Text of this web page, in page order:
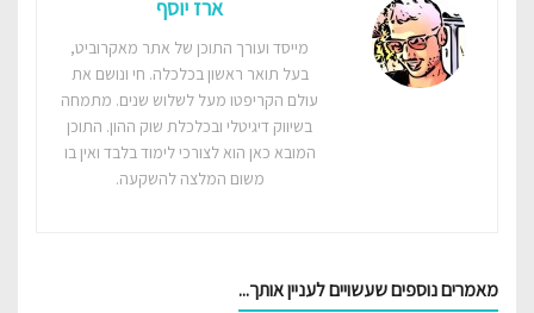
ארז יוסף
מייסד ועורך התוכן של אתר מאקרוביט,
בעל תואר ראשון בכלכלה. חי ונושם את
עולם הקריפטו מעל לשלוש שנים. מתמחה
בשיווק דיגיטלי ובכלכלת שוק ההון. התוכן
המובא כאן הוא לצורכי לימוד בלבד ואין בו
משום המלצה להשקעה.
מאמרים נוספים שעשויים לעניין אותך...‎